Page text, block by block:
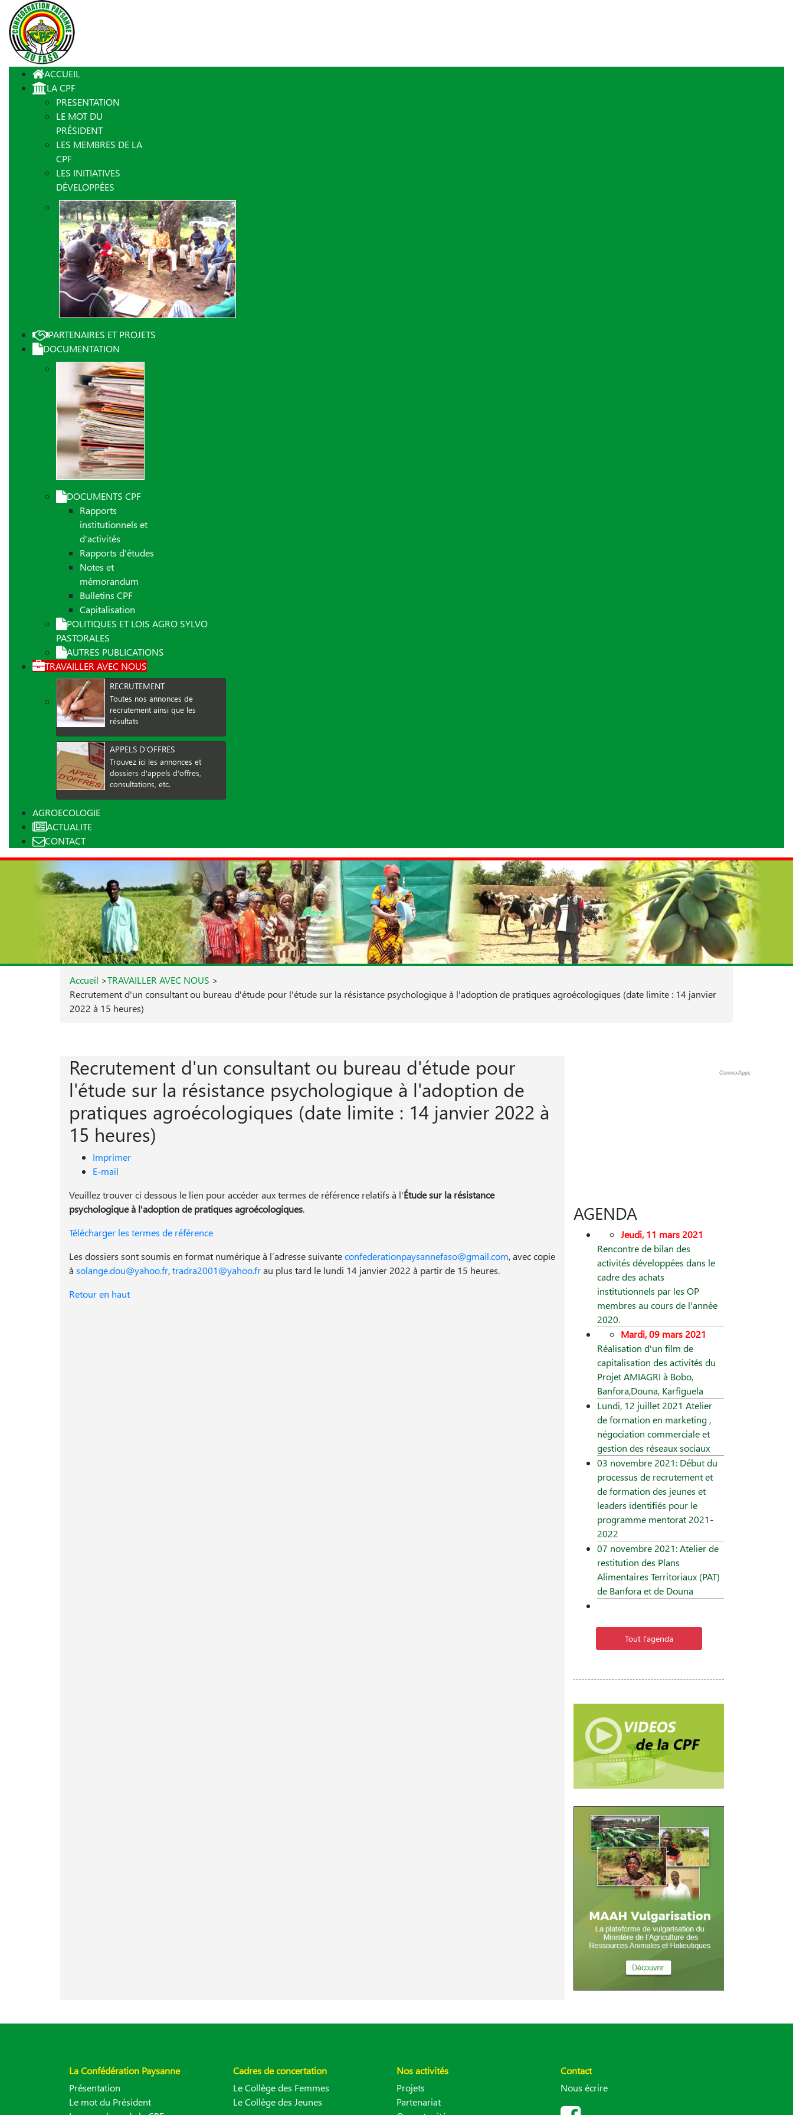
ACCUEIL
LA CPF
PRESENTATION
LE MOT DU
PRÉSIDENT
LES MEMBRES DE LA
CPF
LES INITIATIVES
DÉVELOPPÉES
PARTENAIRES ET PROJETS
DOCUMENTATION
DOCUMENTS CPF
Rapports
institutionnels et
d'activités
Rapports d'études
Notes et
mémorandum
Bulletins CPF
Capitalisation
POLITIQUES ET LOIS AGRO SYLVO
PASTORALES
AUTRES PUBLICATIONS
TRAVAILLER AVEC NOUS
RECRUTEMENT
Toutes nos annonces de
recrutement ainsi que les
résultats
APPELS D'OFFRES
Trouvez ici les annonces et
dossiers d'appels d'offres,
consultations, etc.
AGROECOLOGIE
ACTUALITE
CONTACT
Accueil >TRAVAILLER AVEC NOUS >
Recrutement d'un consultant ou bureau d'étude pour l'étude sur la résistance psychologique à l'adoption de pratiques agroécologiques (date limite : 14 janvier
2022 à 15 heures)
Recrutement d'un consultant ou bureau d'étude pour
l'étude sur la résistance psychologique à l'adoption de
pratiques agroécologiques (date limite : 14 janvier 2022 à
15 heures)
Imprimer
E-mail
Veuillez trouver ci dessous le lien pour accéder aux termes de référence relatifs à l'Étude sur la résistance
psychologique à l'adoption de pratiques agroécologiques.
Télécharger les termes de référence
Les dossiers sont soumis en format numérique à l’adresse suivanteconfederationpaysannefaso@gmail.com, avec copie
à solange.dou@yahoo.fr,tradra2001@yahoo.frau plus tard le lundi 14 janvier 2022 à partir de 15 heures.
Retour en haut
ConnexApps
AGENDA
Jeudi, 11 mars 2021
Rencontre de bilan des
activités développées dans le
cadre des achats
institutionnels par les OP
membres au cours de l'année
2020.
Mardi, 09 mars 2021
Réalisation d'un film de
capitalisation des activités du
Projet AMIAGRI à Bobo,
Banfora,Douna, Karfiguela
Lundi, 12 juillet 2021 Atelier
de formation en marketing ,
négociation commerciale et
gestion des réseaux sociaux
03 novembre 2021: Début du
processus de recrutement et
de formation des jeunes et
leaders identifiés pour le
programme mentorat 2021-
2022
07 novembre 2021: Atelier de
restitution des Plans
Alimentaires Territoriaux (PAT)
de Banfora et de Douna
Tout l'agenda
La Confédération Paysanne
Présentation
Le mot du Président
Cadres de concertation
Le Collège des Femmes
Le Collège des Jeunes
Nos activités
Projets
Partenariat
Contact
Nous écrire